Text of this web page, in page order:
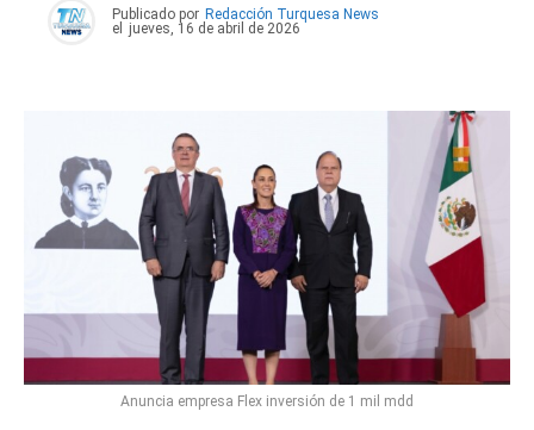
Publicado por Redacción Turquesa News
el
jueves, 16 de abril de 2026
Anuncia empresa Flex inversión de 1 mil mdd